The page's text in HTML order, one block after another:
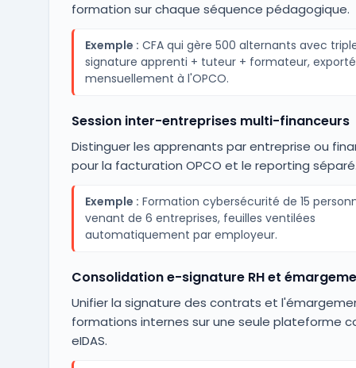
formation sur chaque séquence pédagogique.
Exemple : CFA qui gère 500 alternants avec
signature apprenti + tuteur + formateur,
mensuellement à l'OPCO.
Session inter-entreprises multi-financeurs
Distinguer les apprenants par entreprise ou
pour la facturation OPCO et le reporting
Exemple : Formation cybersécurité de 15
venant de 6 entreprises, feuilles ventilées
automatiquement par employeur.
Consolidation e-signature RH et
Unifier la signature des contrats et
formations internes sur une seule plateforme
eIDAS.